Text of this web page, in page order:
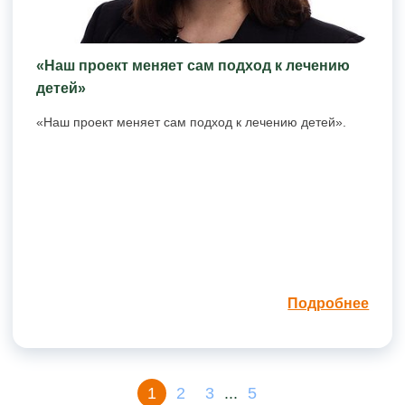
«Наш проект меняет сам подход к лечению
детей»
«Наш проект меняет сам подход к лечению детей».
Подробнее
1 2 3 ... 5